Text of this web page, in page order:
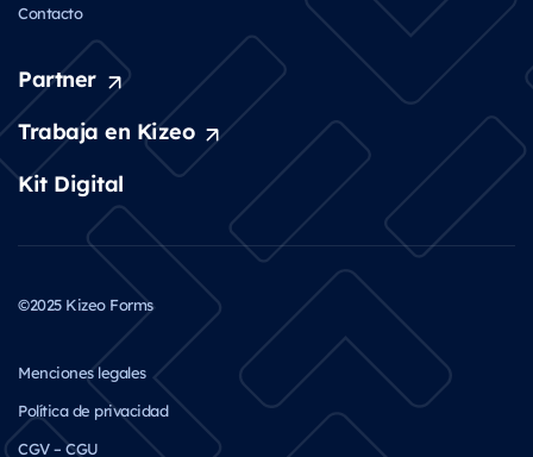
Contacto
Partner
Trabaja en Kizeo
Kit Digital
©2025 Kizeo Forms
Menciones legales
Política de privacidad
CGV – CGU